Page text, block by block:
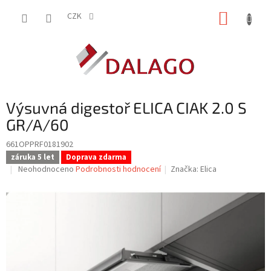
CZK
Výsuvná digestoř ELICA CIAK 2.0 S
GR/A/60
661OPPRF0181902
záruka 5 let Doprava zdarma
Průměrné
Neohodnoceno Podrobnosti hodnocení Značka:Elica